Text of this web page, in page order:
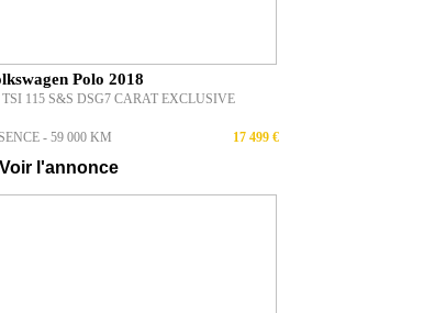
Polo 2018
TSI 115 S&S DSG7 CARAT EXCLUSIVE
- 59 000 KM 17 499 €
Voir l'annonce